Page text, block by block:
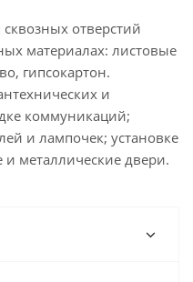
отверстий
материалах: листовые
гипсокартон.
и
коммуникаций;
и лампочек; установке
и металлические двери.